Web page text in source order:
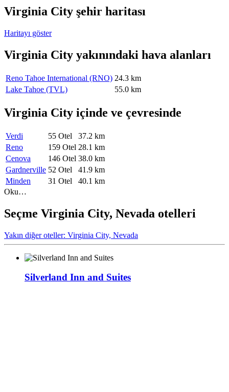
Virginia City şehir haritası
Haritayı göster
Virginia City yakınındaki hava alanları
Reno Tahoe International (RNO) 24.3 km
Lake Tahoe (TVL)
55.0 km
Virginia City içinde ve çevresinde
Verdi 55 Otel
37.2 km
Reno
159 Otel 28.1 km
Cenova
146 Otel 38.0 km
Gardnerville 52 Otel
41.9 km
Minden
31 Otel
40.1 km
Oku…
Seçme Virginia City, Nevada otelleri
Yakın diğer oteller: Virginia City, Nevada
Silverland Inn and Suites